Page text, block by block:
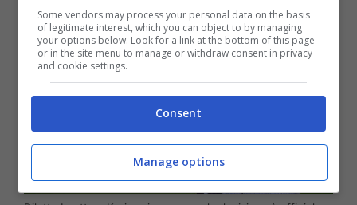
Some vendors may process your personal data on the basis
of legitimate interest, which you can object to by managing
your options below. Look for a link at the bottom of this page
or in the site menu to manage or withdraw consent in privacy
and cookie settings.
Consent
Manage options